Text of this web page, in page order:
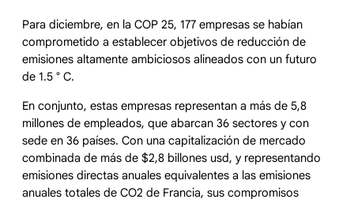
Para diciembre, en la COP 25, 177 empresas se habían
comprometido a establecer objetivos de reducción de
emisiones altamente ambiciosos alineados con un futuro
de 1.5 ° C.
En conjunto, estas empresas representan a más de 5,8
millones de empleados, que abarcan 36 sectores y con
sede en 36 países. Con una capitalización de mercado
combinada de más de $2,8 billones usd, y representando
emisiones directas anuales equivalentes a las emisiones
anuales totales de CO2 de Francia, sus compromisos